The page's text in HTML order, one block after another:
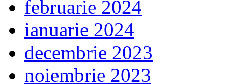
februarie 2024
ianuarie 2024
decembrie 2023
noiembrie 2023